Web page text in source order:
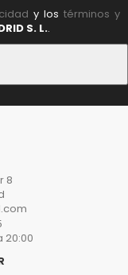
y lostérminos y
S. L..
8
20:00